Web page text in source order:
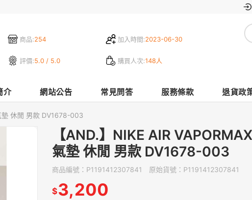
商品:254 加入時間:2023-06-30
評價:5.0 / 5.0 購買人次:148人
介 網站公告 常見問答 服務條款 退貨政
墊 休閒 男款 DV1678-003
【AND.】NIKE AIR
氣墊 休閒 男款 DV1678-003
商品編號： P1191412307841 原始貨號： P1191412307841
$3,200